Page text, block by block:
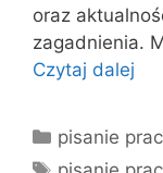
oraz
zagadnienia.
Czytaj dalej
Kategorie
pisanie prac
Tagi